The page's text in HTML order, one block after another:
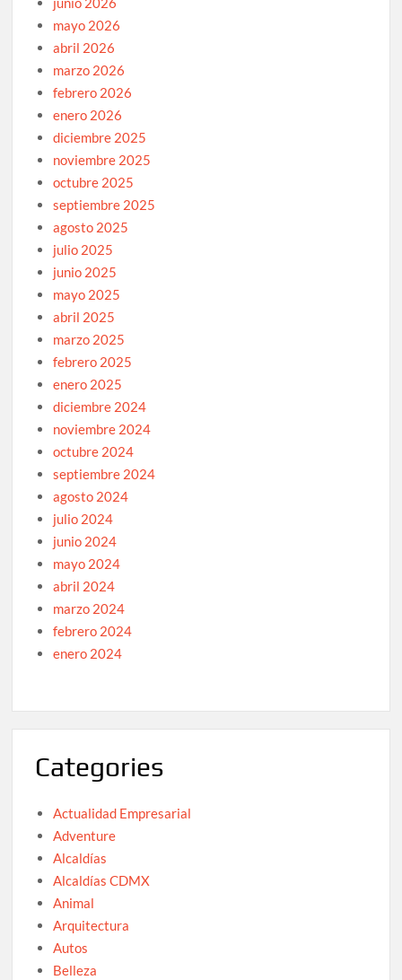
mayo 2026
abril 2026
marzo 2026
febrero 2026
enero 2026
diciembre 2025
noviembre 2025
octubre 2025
septiembre 2025
agosto 2025
julio 2025
junio 2025
mayo 2025
abril 2025
marzo 2025
febrero 2025
enero 2025
diciembre 2024
noviembre 2024
octubre 2024
septiembre 2024
agosto 2024
julio 2024
junio 2024
mayo 2024
abril 2024
marzo 2024
febrero 2024
enero 2024
Categories
Actualidad Empresarial
Adventure
Alcaldías
Alcaldías CDMX
Animal
Arquitectura
Autos
Belleza